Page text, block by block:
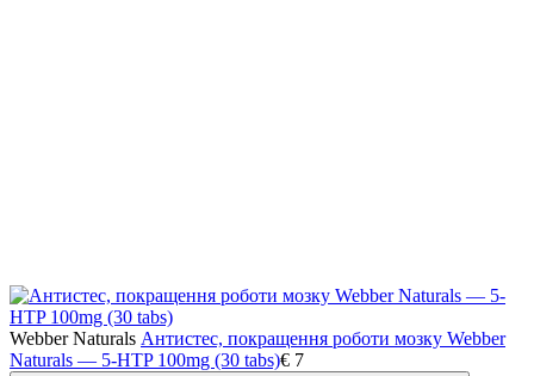
Webber Naturals Антистес, покращення роботи мозку Webber
Naturals — 5-HTP 100mg (30 tabs)€ 7